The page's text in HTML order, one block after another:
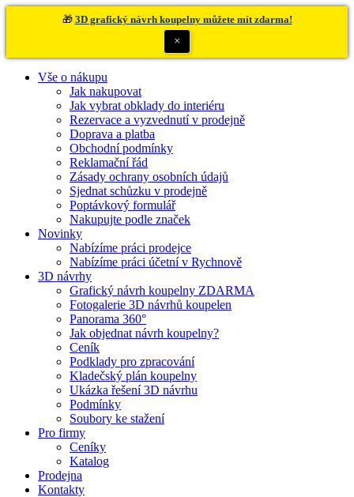
🎁 3D grafický návrh koupelny můžete mít zdarma!
×
Vše o nákupu
Jak nakupovat
Jak vybrat obklady do interiéru
Rezervace a vyzvednutí v prodejně
Doprava a platba
Obchodní podmínky
Reklamační řád
Zásady ochrany osobních údajů
Sjednat schůzku v prodejně
Poptávkový formulář
Nakupujte podle značek
Novinky
Nabízíme práci prodejce
Nabízíme práci účetní v Rychnově
3D návrhy
Grafický návrh koupelny ZDARMA
Fotogalerie 3D návrhů koupelen
Panorama 360°
Jak objednat návrh koupelny?
Ceník
Podklady pro zpracování
Kladečský plán koupelny
Ukázka řešení 3D návrhu
Podmínky
Soubory ke stažení
Pro firmy
Ceníky
Katalog
Prodejna
Kontakty